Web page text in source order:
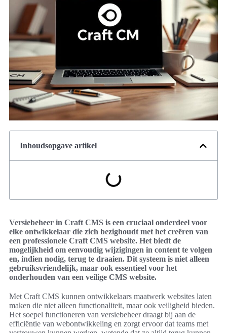
Inhoudsopgave artikel
Versiebeheer in Craft CMS is een cruciaal onderdeel voor
elke ontwikkelaar die zich bezighoudt met het creëren van
een professionele Craft CMS website. Het biedt de
mogelijkheid om eenvoudig wijzigingen in content te volgen
en, indien nodig, terug te draaien. Dit systeem is niet alleen
gebruiksvriendelijk, maar ook essentieel voor het
onderhouden van een veilige CMS website.
Met Craft CMS kunnen ontwikkelaars maatwerk websites laten
maken die niet alleen functionaliteit, maar ook veiligheid bieden.
Het soepel functioneren van versiebeheer draagt bij aan de
efficiëntie van webontwikkeling en zorgt ervoor dat teams met